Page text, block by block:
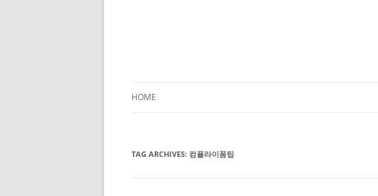
HOME
TAG ARCHIVES: 컴플라이폼팁